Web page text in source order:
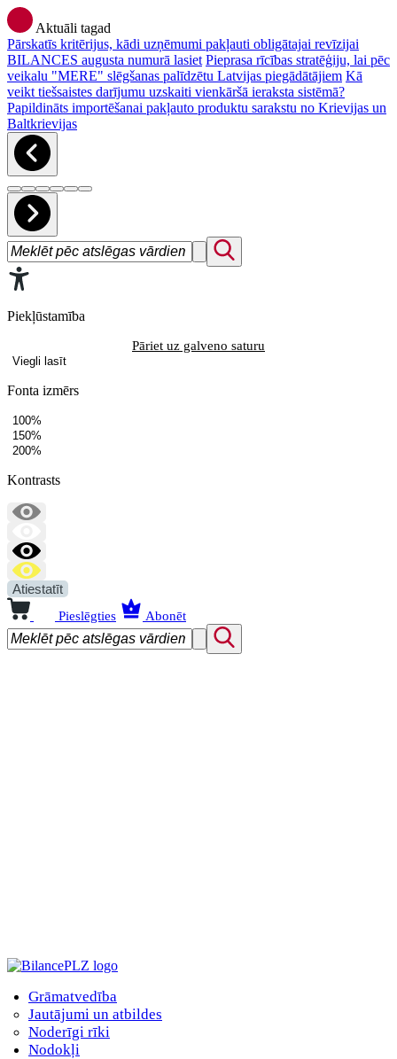
Aktuāli tagad
Pārskatīs kritērijus, kādi uzņēmumi pakļauti obligātajai revīzijai
BILANCES augusta numurā lasiet Pieprasa rīcības stratēģiju, lai pēc
veikalu "MERE" slēgšanas palīdzētu Latvijas piegādātājiem Kā
veikt tiešsaistes darījumu uzskaiti vienkāršā ieraksta sistēmā?
Papildināts importēšanai pakļauto produktu sarakstu no Krievijas un
Baltkrievijas
Piekļūstamība
Pāriet uz galveno saturu
Viegli lasīt
Fonta izmērs
100%
150%
200%
Kontrasts
Atiestatīt
Pieslēgties Abonēt
Grāmatvedība
Jautājumi un atbildes
Noderīgi rīki
Nodokļi